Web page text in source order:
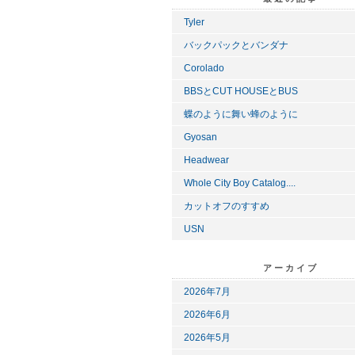
Tyler
バックパックとバンダナ
Corolado
BBSとCUT HOUSEとBUS
蝶のように舞い蜂のように
Gyosan
Headwear
Whole City Boy Catalog....
カットオフのすすめ
USN
アーカイブ
2026年7月
2026年6月
2026年5月